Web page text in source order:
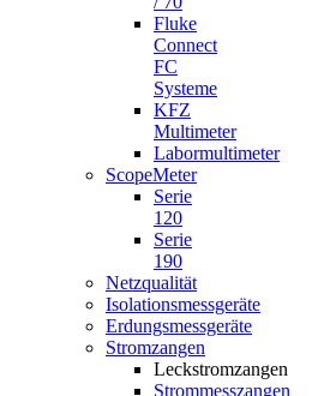
Fluke
Connect
FC
Systeme
KFZ
Multimeter
Labormultimeter
ScopeMeter
Serie
120
Serie
190
Netzqualität
Isolationsmessgeräte
Erdungsmessgeräte
Stromzangen
Leckstromzangen
Strommesszangen